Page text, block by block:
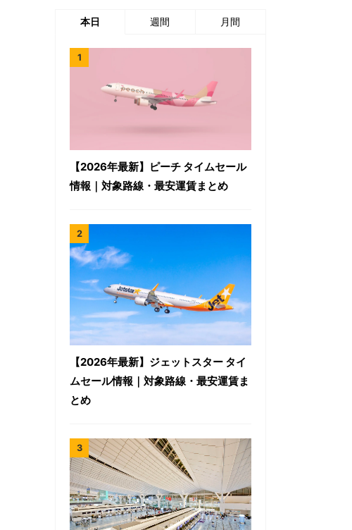
本日 週間 月間
【2026年最新】ピーチ タイムセール
情報｜対象路線・最安運賃まとめ
【2026年最新】ジェットスター タイ
ムセール情報｜対象路線・最安運賃ま
とめ